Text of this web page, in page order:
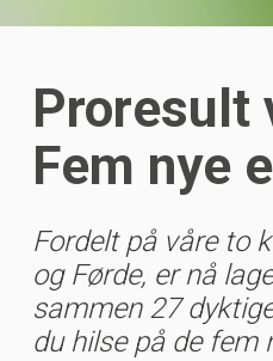
Proresult
Fem nye
Fordelt på våre to
og Førde, er nå
sammen 27
du hilse på de fem